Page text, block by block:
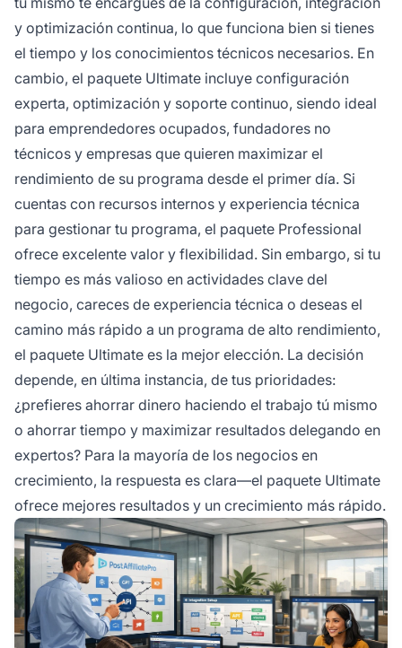
y optimización continua, lo que funciona bien si tienes
el tiempo y los conocimientos técnicos necesarios. En
cambio, el paquete Ultimate incluye configuración
experta, optimización y soporte continuo, siendo ideal
para emprendedores ocupados, fundadores no
técnicos y empresas que quieren maximizar el
rendimiento de su programa desde el primer día. Si
cuentas con recursos internos y experiencia técnica
para gestionar tu programa, el paquete Professional
ofrece excelente valor y flexibilidad. Sin embargo, si tu
tiempo es más valioso en actividades clave del
negocio, careces de experiencia técnica o deseas el
camino más rápido a un programa de alto rendimiento,
el paquete Ultimate es la mejor elección. La decisión
depende, en última instancia, de tus prioridades:
¿prefieres ahorrar dinero haciendo el trabajo tú mismo
o ahorrar tiempo y maximizar resultados delegando en
expertos? Para la mayoría de los negocios en
crecimiento, la respuesta es clara—el paquete Ultimate
ofrece mejores resultados y un crecimiento más rápido.